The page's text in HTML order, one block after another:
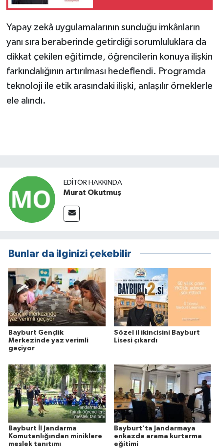
Yapay zekâ uygulamalarının sunduğu imkânların
yanı sıra beraberinde getirdiği sorumluluklara da
dikkat çekilen eğitimde, öğrencilerin konuya ilişkin
farkındalığının artırılması hedeflendi. Programda
teknoloji ile etik arasındaki ilişki, anlaşılır örneklerle
ele alındı.
EDITÖR HAKKINDA
Murat Okutmuş
Bunlar da ilginizi çekebilir
Bayburt Gençlik
Merkezinde yaz verimli
geçiyor
Sözel il ikincisini Bayburt
Lisesi çıkardı
Bayburt İl Jandarma
Komutanlığından miniklere
meslek tanıtımı
Bayburt’ta Jandarmaya
enkazda arama kurtarma
eğitimi